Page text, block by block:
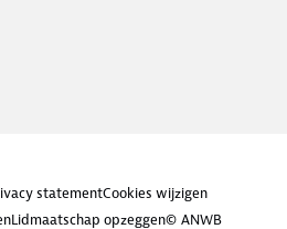
statementCookies wijzigen
Lidmaatschap opzeggen© ANWB